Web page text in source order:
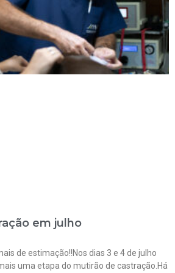
em julho
de estimação!!Nos dias 3 e 4 de julho
uma etapa do mutirão de castração.Há